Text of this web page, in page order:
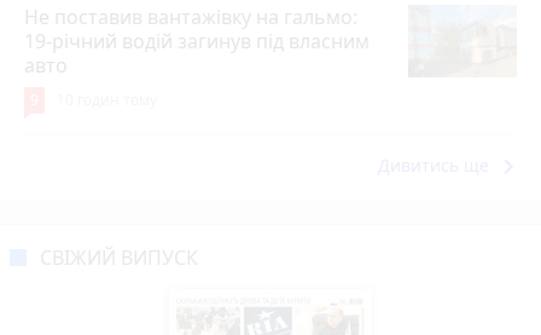
Не поставив вантажівку на гальмо:
19-річний водій загинув під власним
авто